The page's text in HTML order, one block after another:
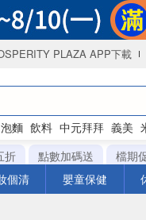
PLAZA APP下載
泡麵 飲料 中元拜拜 義美
折 點數加碼送
檔期
個清 嬰童保健